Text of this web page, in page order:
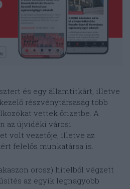
és egy államtitkárt, illetve
részvénytársaság több
vettek őrizetbe. A
az újvidéki városi
volt vezetője, illetve az
felelős munkatársa is.
orosz) hitelből végzett
az egyik legnagyobb